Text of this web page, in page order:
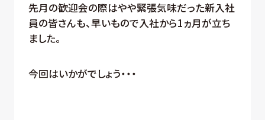
先月の歓迎会の際はやや緊張気味だった新入社
員の皆さんも、早いもので入社から1ヵ月が立ち
ました。
今回はいかがでしょう・・・